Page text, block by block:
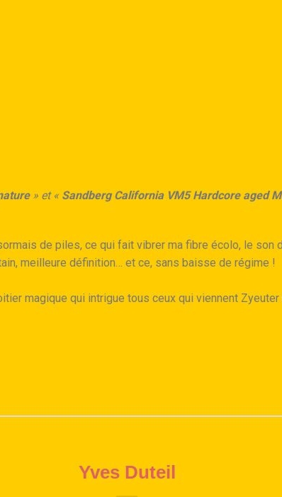
» et « Sandberg California VM5 Hardcore aged
de piles, ce qui fait vibrer ma fibre écolo, le son
meilleure définition… et ce, sans baisse de régime !
magique qui intrigue tous ceux qui viennent
Yves Duteil